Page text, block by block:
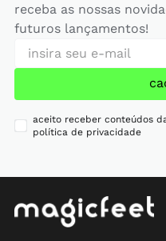
receba as nossas
futuros lançamentos!
aceito receber conteúdos
política de privacidade